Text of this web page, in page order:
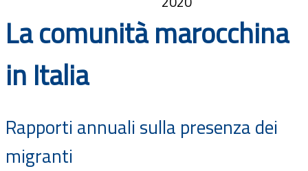
Documenti
Bandi
Guide
La comunità marocchina
in Italia
Rapporti annuali sulla presenza dei
migranti